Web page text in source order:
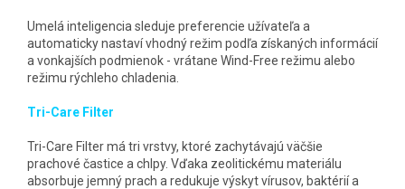
Umelá inteligencia sleduje preferencie užívateľa a
automaticky nastaví vhodný režim podľa získaných informácií
a vonkajších podmienok - vrátane Wind-Free režimu alebo
režimu rýchleho chladenia.
Tri-Care Filter
Tri-Care Filter má tri vrstvy, ktoré zachytávajú väčšie
prachové častice a chlpy. Vďaka zeolitickému materiálu
absorbuje jemný prach a redukuje výskyt vírusov, baktérií a